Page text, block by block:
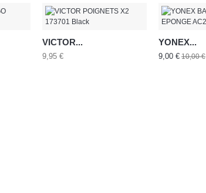
VICTOR...
9,95 €
YONEX...
9,00 € 10,00 €